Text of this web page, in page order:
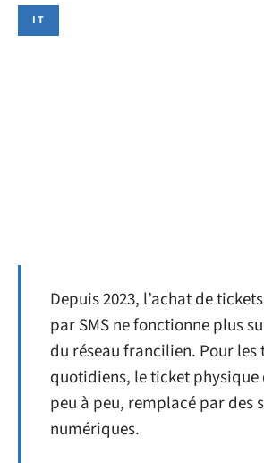
IT
Depuis 2023, l’achat de
par SMS ne fonctionne plus
du réseau francilien. Pour les
quotidiens, le ticket
peu à peu, remplacé par des
numériques.